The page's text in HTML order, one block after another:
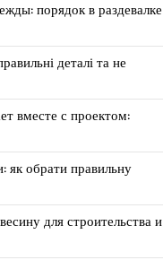
порядок в раздевалке
деталі та не
вместе с проектом:
як обрати правильну
для строительства и